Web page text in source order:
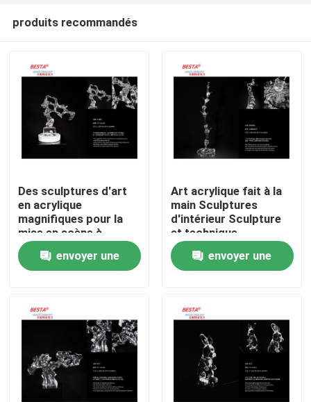
À la maison
À propos de nous
produits recommandés
Des sculptures d'art
en acrylique
magnifiques pour la
mise en scène à
domicile
envoyer une
Art acrylique fait à la
main Sculptures
d'intérieur Sculpture
et technique
d'intérieur
envoyer une